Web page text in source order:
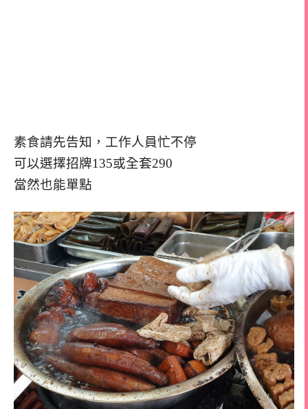
素食請先告知，工作人員忙不停
可以選擇招牌135或全套290
當然也能單點